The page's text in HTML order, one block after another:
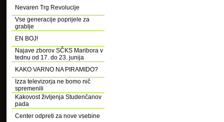
Nevaren Trg Revolucije
Vse generacije poprijele za
grablje
EN BOJ!
Najave zborov SČKS Maribora v
tednu od 17. do 23. junija
KAKO VARNO NA PIRAMIDO?
Izza televizorja ne bomo nič
spremenili
Kakovost življenja Studenčanov
pada
Center odpreti za nove vsebine